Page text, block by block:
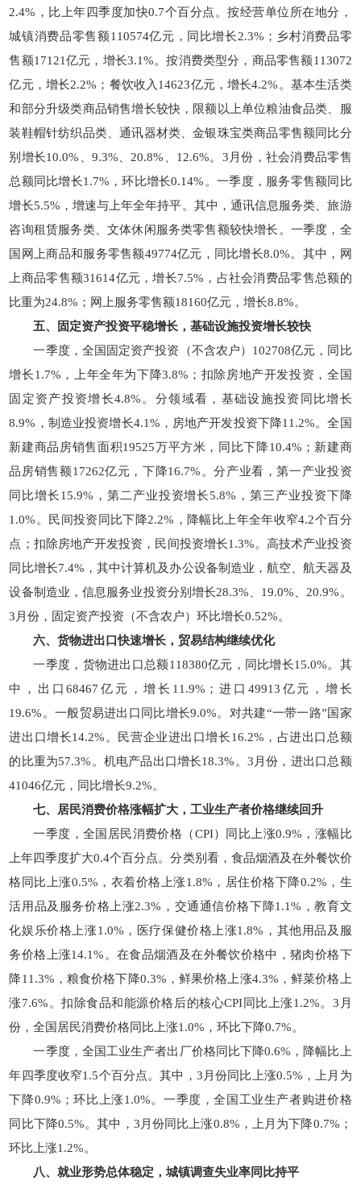
2.4%，比上年四季度加快0.7个百分点。按经营单位所在地分，
城镇消费品零售额110574亿元，同比增长2.3%；乡村消费品零
售额17121亿元，增长3.1%。按消费类型分，商品零售额113072
亿元，增长2.2%；餐饮收入14623亿元，增长4.2%。基本生活类
和部分升级类商品销售增长较快，限额以上单位粮油食品类、服
装鞋帽针纺织品类、通讯器材类、金银珠宝类商品零售额同比分
别增长10.0%、9.3%、20.8%、12.6%。3月份，社会消费品零售
总额同比增长1.7%，环比增长0.14%。一季度，服务零售额同比
增长5.5%，增速与上年全年持平。其中，通讯信息服务类、旅游
咨询租赁服务类、文体休闲服务类零售额较快增长。一季度，全
国网上商品和服务零售额49774亿元，同比增长8.0%。其中，网
上商品零售额31614亿元，增长7.5%，占社会消费品零售总额的
比重为24.8%；网上服务零售额18160亿元，增长8.8%。
五、固定资产投资平稳增长，基础设施投资增长较快
一季度，全国固定资产投资（不含农户）102708亿元，同比
增长1.7%，上年全年为下降3.8%；扣除房地产开发投资，全国
固定资产投资增长4.8%。分领域看，基础设施投资同比增长
8.9%，制造业投资增长4.1%，房地产开发投资下降11.2%。全国
新建商品房销售面积19525万平方米，同比下降10.4%；新建商
品房销售额17262亿元，下降16.7%。分产业看，第一产业投资
同比增长15.9%，第二产业投资增长5.8%，第三产业投资下降
1.0%。民间投资同比下降2.2%，降幅比上年全年收窄4.2个百分
点；扣除房地产开发投资，民间投资增长1.3%。高技术产业投资
同比增长7.4%，其中计算机及办公设备制造业，航空、航天器及
设备制造业，信息服务业投资分别增长28.3%、19.0%、20.9%。
3月份，固定资产投资（不含农户）环比增长0.52%。
六、货物进出口快速增长，贸易结构继续优化
一季度，货物进出口总额118380亿元，同比增长15.0%。其
中，出口68467亿元，增长11.9%；进口49913亿元，增长
19.6%。一般贸易进出口同比增长9.0%。对共建“一带一路”国家
进出口增长14.2%。民营企业进出口增长16.2%，占进出口总额
的比重为57.3%。机电产品出口增长18.3%。3月份，进出口总额
41046亿元，同比增长9.2%。
七、居民消费价格涨幅扩大，工业生产者价格继续回升
一季度，全国居民消费价格（CPI）同比上涨0.9%，涨幅比
上年四季度扩大0.4个百分点。分类别看，食品烟酒及在外餐饮价
格同比上涨0.5%，衣着价格上涨1.8%，居住价格下降0.2%，生
活用品及服务价格上涨2.3%，交通通信价格下降1.1%，教育文
化娱乐价格上涨1.0%，医疗保健价格上涨1.8%，其他用品及服
务价格上涨14.1%。在食品烟酒及在外餐饮价格中，猪肉价格下
降11.3%，粮食价格下降0.3%，鲜果价格上涨4.3%，鲜菜价格上
涨7.6%。扣除食品和能源价格后的核心CPI同比上涨1.2%。3月
份，全国居民消费价格同比上涨1.0%，环比下降0.7%。
一季度，全国工业生产者出厂价格同比下降0.6%，降幅比上
年四季度收窄1.5个百分点。其中，3月份同比上涨0.5%，上月为
下降0.9%；环比上涨1.0%。一季度，全国工业生产者购进价格
同比下降0.5%。其中，3月份同比上涨0.8%，上月为下降0.7%；
环比上涨1.2%。
八、就业形势总体稳定，城镇调查失业率同比持平